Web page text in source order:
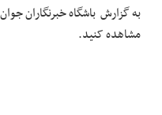
به گزارش باشگاه خبرنگاران جوان
مشاهده کنید.